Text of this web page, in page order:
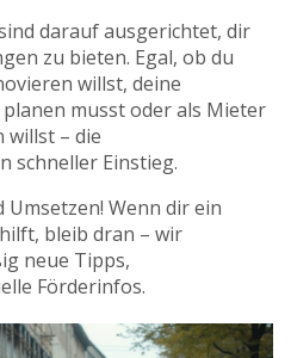
darauf ausgerichtet, dir
zu bieten. Egal, ob du
willst, deine
musst oder als Mieter
willst – die
schneller Einstieg.
Umsetzen! Wenn dir ein
bleib dran – wir
neue Tipps,
Förderinfos.